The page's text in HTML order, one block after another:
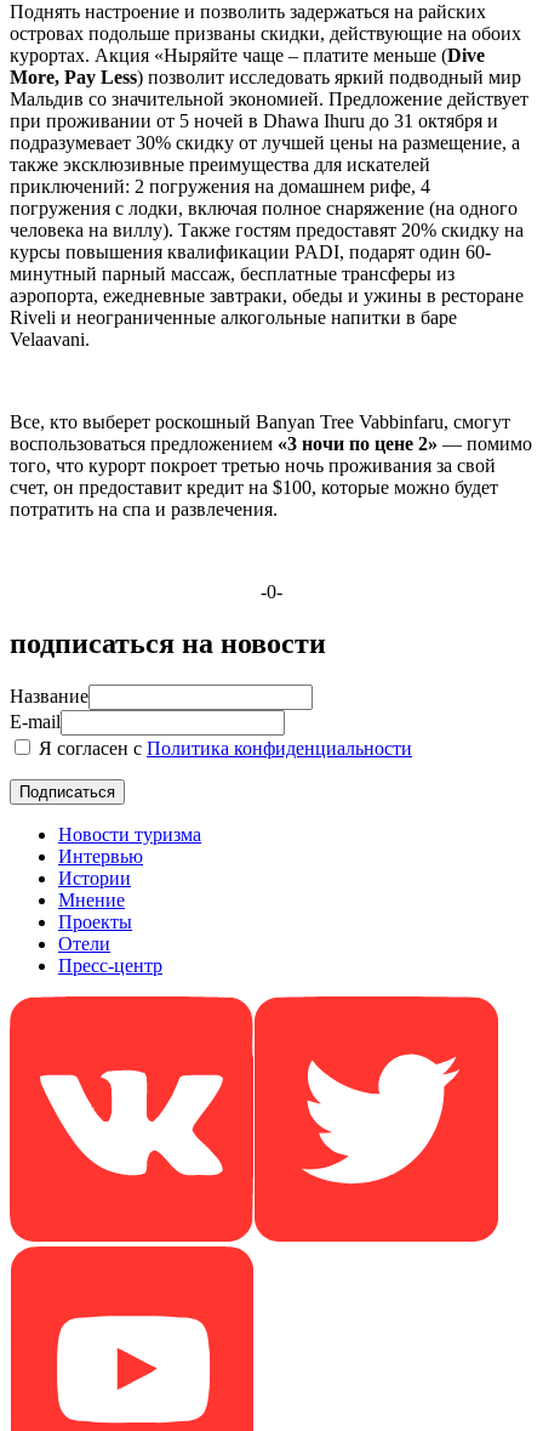
Поднять настроение и позволить задержаться на райских
островах подольше призваны скидки, действующие на обоих
курортах. Акция «Ныряйте чаще – платите меньше (Dive
More, Pay Less) позволит исследовать яркий подводный мир
Мальдив со значительной экономией. Предложение действует
при проживании от 5 ночей в Dhawa Ihuru до 31 октября и
подразумевает 30% скидку от лучшей цены на размещение, а
также эксклюзивные преимущества для искателей
приключений: 2 погружения на домашнем рифе, 4
погружения с лодки, включая полное снаряжение (на одного
человека на виллу). Также гостям предоставят 20% скидку на
курсы повышения квалификации PADI, подарят один 60-
минутный парный массаж, бесплатные трансферы из
аэропорта, ежедневные завтраки, обеды и ужины в ресторане
Riveli и неограниченные алкогольные напитки в баре
Velaavani.
Все, кто выберет роскошный Banyan Tree Vabbinfaru, смогут
воспользоваться предложением «3 ночи по цене 2» — помимо
того, что курорт покроет третью ночь проживания за свой
счет, он предоставит кредит на $100, которые можно будет
потратить на спа и развлечения.
-0-
подписаться на новости
Название
E-mail
Я согласен с Политика конфиденциальности
Новости туризма
Интервью
Истории
Мнение
Проекты
Отели
Пресс-центр